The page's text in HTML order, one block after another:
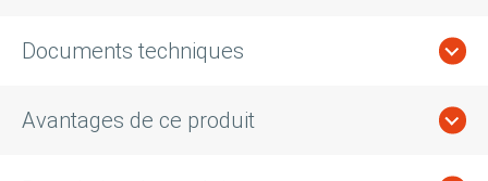
Documents techniques
Avantages de ce produit